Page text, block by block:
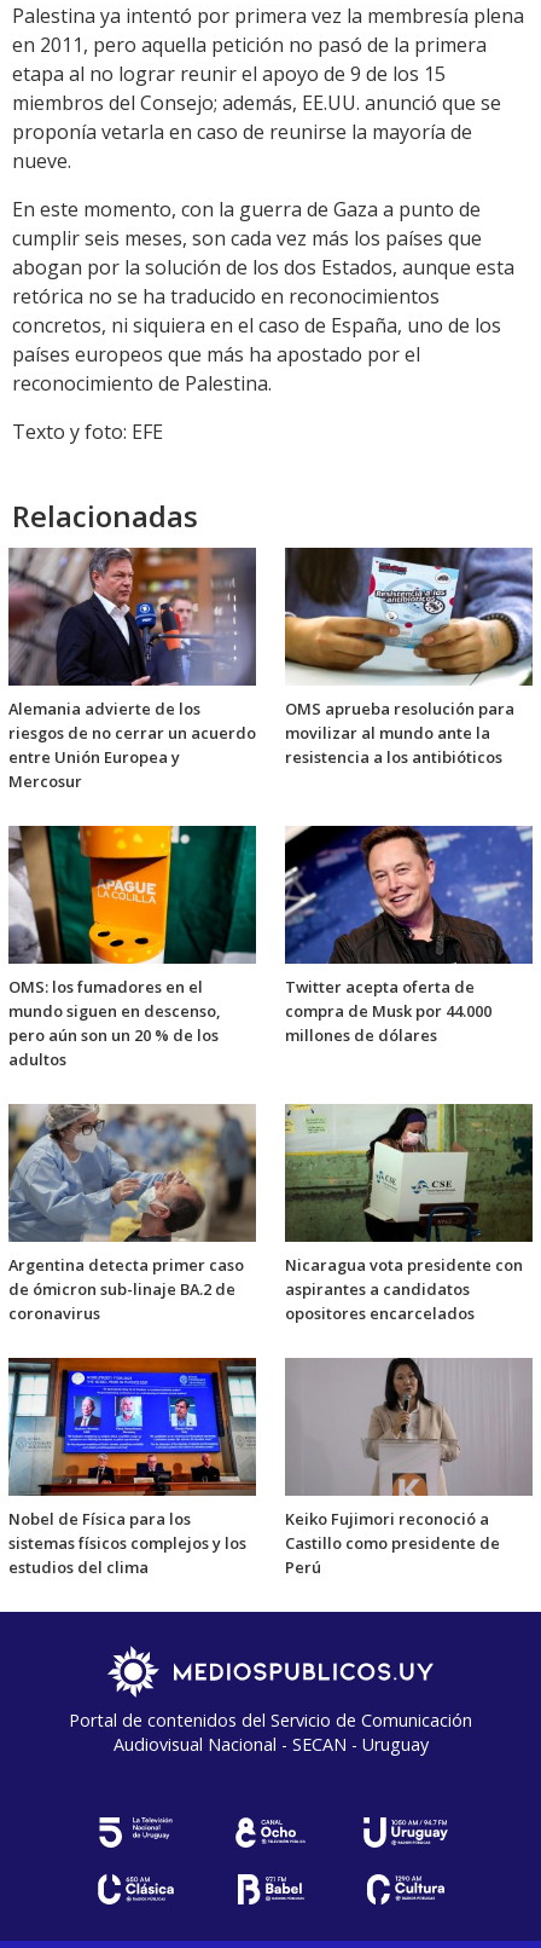
Palestina ya intentó por primera vez la membresía plena
en 2011, pero aquella petición no pasó de la primera
etapa al no lograr reunir el apoyo de 9 de los 15
miembros del Consejo; además, EE.UU. anunció que se
proponía vetarla en caso de reunirse la mayoría de
nueve.
En este momento, con la guerra de Gaza a punto de
cumplir seis meses, son cada vez más los países que
abogan por la solución de los dos Estados, aunque esta
retórica no se ha traducido en reconocimientos
concretos, ni siquiera en el caso de España, uno de los
países europeos que más ha apostado por el
reconocimiento de Palestina.
Texto y foto: EFE
Relacionadas
Alemania advierte de los
riesgos de no cerrar un acuerdo
entre Unión Europea y
Mercosur
OMS aprueba resolución para
movilizar al mundo ante la
resistencia a los antibióticos
OMS: los fumadores en el
mundo siguen en descenso,
pero aún son un 20 % de los
adultos
Twitter acepta oferta de
compra de Musk por 44.000
millones de dólares
Argentina detecta primer caso
de ómicron sub-linaje BA.2 de
coronavirus
Nicaragua vota presidente con
aspirantes a candidatos
opositores encarcelados
Nobel de Física para los
sistemas físicos complejos y los
estudios del clima
Keiko Fujimori reconoció a
Castillo como presidente de
Perú
Portal de contenidos del Servicio de Comunicación
Audiovisual Nacional - SECAN - Uruguay